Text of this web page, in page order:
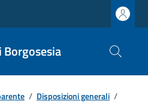
Borgosesia
/ Disposizioni generali /